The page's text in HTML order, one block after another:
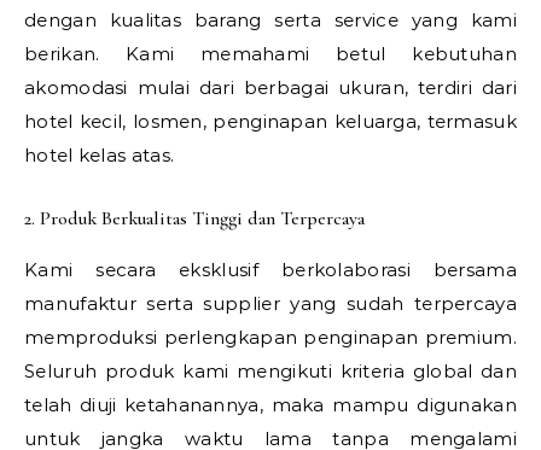
dengan kualitas barang serta service yang kami
berikan. Kami memahami betul kebutuhan
akomodasi mulai dari berbagai ukuran, terdiri dari
hotel kecil, losmen, penginapan keluarga, termasuk
hotel kelas atas.
2. Produk Berkualitas Tinggi dan Terpercaya
Kami secara eksklusif berkolaborasi bersama
manufaktur serta supplier yang sudah terpercaya
memproduksi perlengkapan penginapan premium.
Seluruh produk kami mengikuti kriteria global dan
telah diuji ketahanannya, maka mampu digunakan
untuk jangka waktu lama tanpa mengalami